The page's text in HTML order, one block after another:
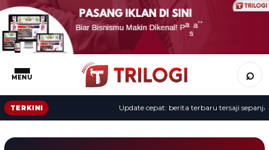
MENU ⌕
TERKINI Update cepat: berita terbaru tersaji